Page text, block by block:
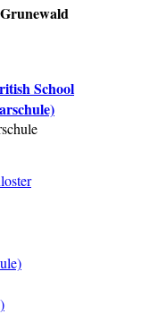
School